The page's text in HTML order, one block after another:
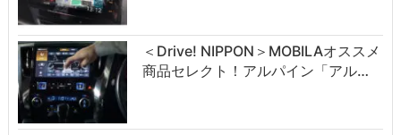
＜Drive! NIPPON＞MOBILAオススメ
商品セレクト！アルパイン「アル…